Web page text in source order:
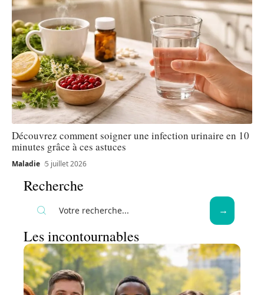
Découvrez comment soigner une infection urinaire en 10
minutes grâce à ces astuces
Maladie 5 juillet 2026
Recherche
Les incontournables